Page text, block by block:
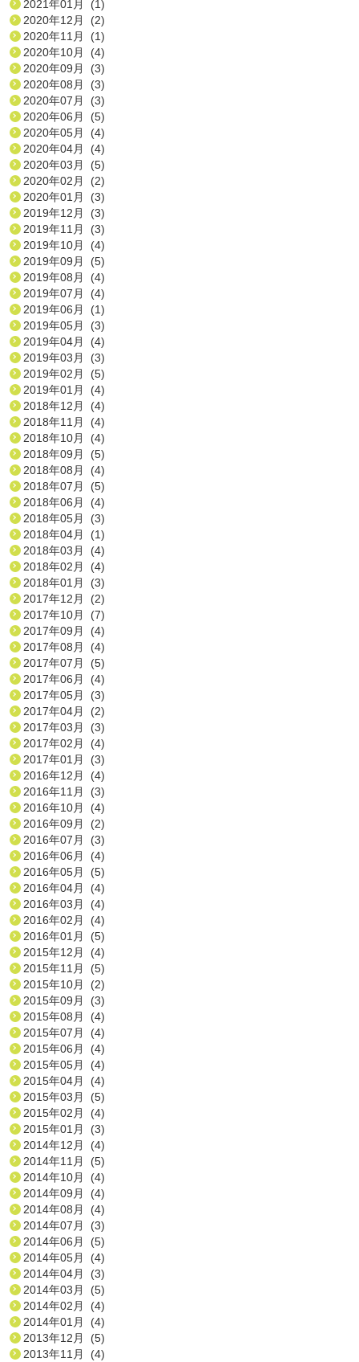
2021年01月 (1)
2020年12月 (2)
2020年11月 (1)
2020年10月 (4)
2020年09月 (3)
2020年08月 (3)
2020年07月 (3)
2020年06月 (5)
2020年05月 (4)
2020年04月 (4)
2020年03月 (5)
2020年02月 (2)
2020年01月 (3)
2019年12月 (3)
2019年11月 (3)
2019年10月 (4)
2019年09月 (5)
2019年08月 (4)
2019年07月 (4)
2019年06月 (1)
2019年05月 (3)
2019年04月 (4)
2019年03月 (3)
2019年02月 (5)
2019年01月 (4)
2018年12月 (4)
2018年11月 (4)
2018年10月 (4)
2018年09月 (5)
2018年08月 (4)
2018年07月 (5)
2018年06月 (4)
2018年05月 (3)
2018年04月 (1)
2018年03月 (4)
2018年02月 (4)
2018年01月 (3)
2017年12月 (2)
2017年10月 (7)
2017年09月 (4)
2017年08月 (4)
2017年07月 (5)
2017年06月 (4)
2017年05月 (3)
2017年04月 (2)
2017年03月 (3)
2017年02月 (4)
2017年01月 (3)
2016年12月 (4)
2016年11月 (3)
2016年10月 (4)
2016年09月 (2)
2016年07月 (3)
2016年06月 (4)
2016年05月 (5)
2016年04月 (4)
2016年03月 (4)
2016年02月 (4)
2016年01月 (5)
2015年12月 (4)
2015年11月 (5)
2015年10月 (2)
2015年09月 (3)
2015年08月 (4)
2015年07月 (4)
2015年06月 (4)
2015年05月 (4)
2015年04月 (4)
2015年03月 (5)
2015年02月 (4)
2015年01月 (3)
2014年12月 (4)
2014年11月 (5)
2014年10月 (4)
2014年09月 (4)
2014年08月 (4)
2014年07月 (3)
2014年06月 (5)
2014年05月 (4)
2014年04月 (3)
2014年03月 (5)
2014年02月 (4)
2014年01月 (4)
2013年12月 (5)
2013年11月 (4)